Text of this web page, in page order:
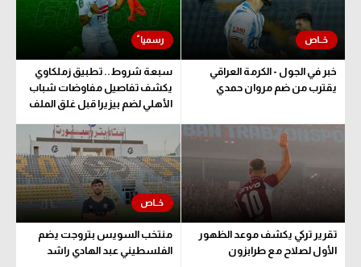
خبر في الجول - الكرمة العراقي
يقترب من ضم مروان حمدي
سبعة شروط.. تطبيق زملكاوي
يكشف تفاصيل مفاوضات شباب
الأهلي لضم بيزيرا قبل غلق الملف
تقرير تركي يكشف موعد الظهور
الأول لصلاح مع طرابزون
منتخب السويس بتروجت يضم
الفلسطيني عبد الهادي راشد